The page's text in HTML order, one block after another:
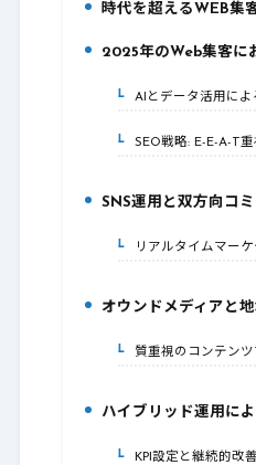
時代を超えるWEB集
2.2025年のWeb集客に
2-1.AIとデータ活用によ
2-2.SEO戦略: E-E-A-T重
3.SNS運用と双方向コ
3-1. リアルタイムマーケ
4.オウンドメディアと
4-1.質重視のコンテン
ハイブリッド運用に
5-1.KPI設定と継続的改